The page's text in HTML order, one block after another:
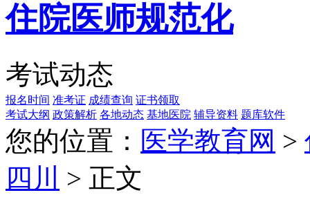
住院医师规范化
考试动态
报名时间 准考证 成绩查询 证书领取
考试大纲 政策解析 各地动态 基地医院 辅导资料 题库软件
您的位置： 医学教育网 >
四川
> 正文